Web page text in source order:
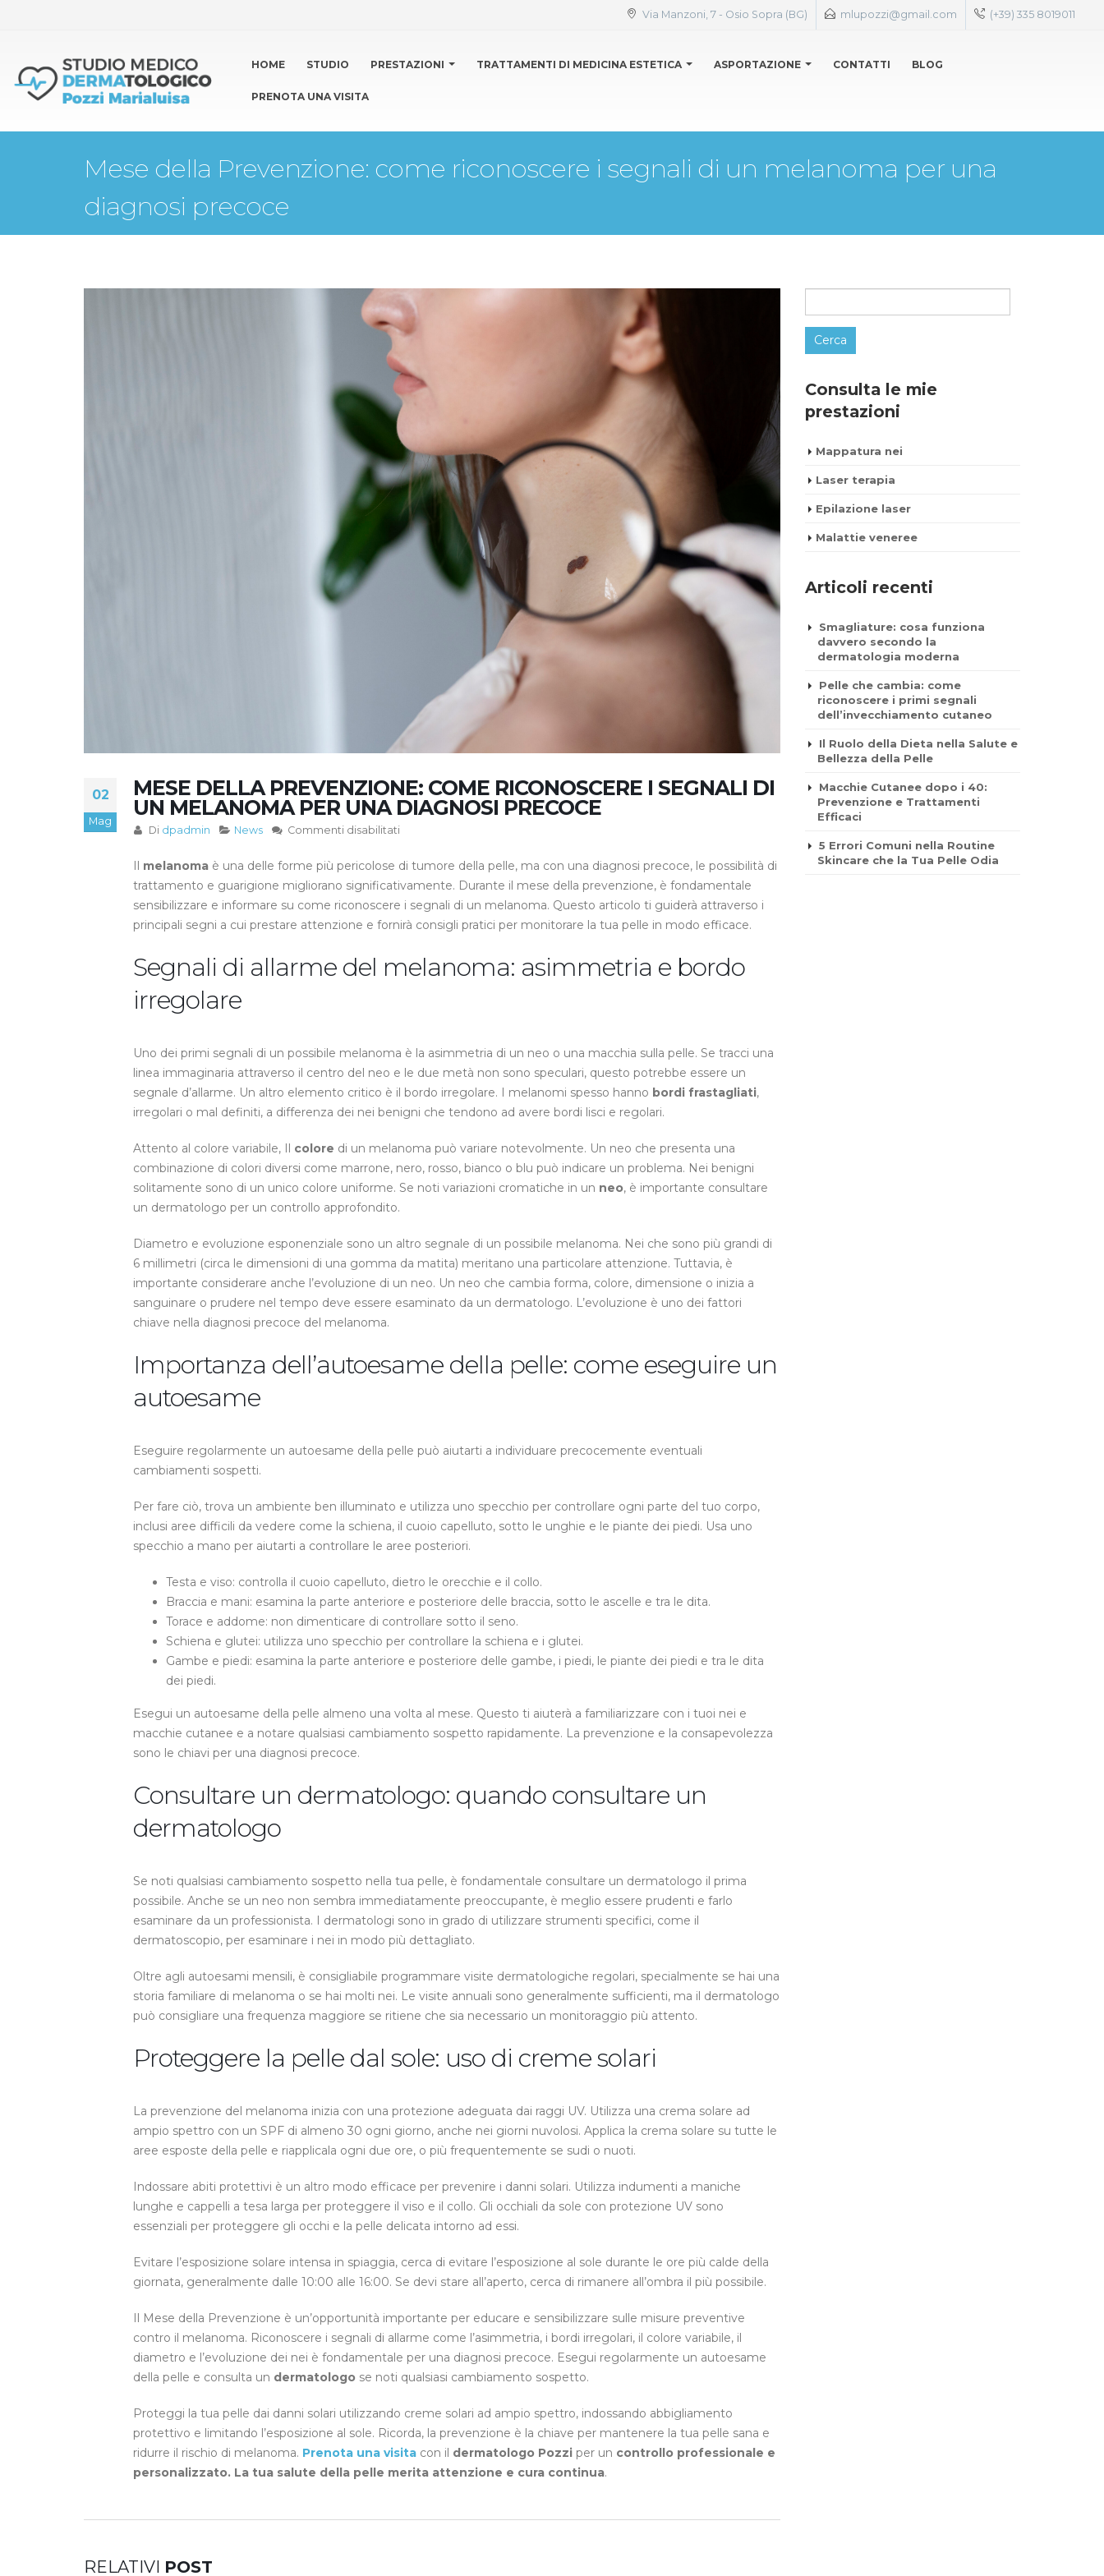
Via Manzoni, 7 - Osio Sopra (BG) mlupozzi@gmail.com (+39) 335 8019011
HOME STUDIO PRESTAZIONI TRATTAMENTI DI MEDICINA ESTETICA ASPORTAZIONE CONTATTI BLOG
PRENOTA UNA VISITA
Mese della Prevenzione: come riconoscere i segnali di un melanoma per una
diagnosi precoce
02
Mag
MESE DELLA PREVENZIONE: COME RICONOSCERE I SEGNALI DI
UN MELANOMA PER UNA DIAGNOSI PRECOCE
Di dpadmin News Commenti disabilitatisu
della
Prevenzione:
come
riconoscere
segnali
di
una
Il melanoma è una delle forme più pericolose di tumore della pelle, ma con una diagnosi precoce, le possibilità di
trattamento e guarigione migliorano significativamente. Durante il mese della prevenzione, è fondamentale
sensibilizzare e informare su come riconoscere i segnali di un melanoma. Questo articolo ti guiderà attraverso i
principali segni a cui prestare attenzione e fornirà consigli pratici per monitorare la tua pelle in modo efficace.
Segnali di allarme del melanoma: asimmetria e bordo
irregolare
Uno dei primi segnali di un possibile melanoma è la asimmetria di un neo o una macchia sulla pelle. Se tracci una
linea immaginaria attraverso il centro del neo e le due metà non sono speculari, questo potrebbe essere un
segnale d’allarme. Un altro elemento critico è il bordo irregolare. I melanomi spesso hanno bordi frastagliati,
irregolari o mal definiti, a differenza dei nei benigni che tendono ad avere bordi lisci e regolari.
Attento al colore variabile, Il colore di un melanoma può variare notevolmente. Un neo che presenta una
combinazione di colori diversi come marrone, nero, rosso, bianco o blu può indicare un problema. Nei benigni
solitamente sono di un unico colore uniforme. Se noti variazioni cromatiche in un neo, è importante consultare
un dermatologo per un controllo approfondito.
Diametro e evoluzione esponenziale sono un altro segnale di un possibile melanoma. Nei che sono più grandi di
6 millimetri (circa le dimensioni di una gomma da matita) meritano una particolare attenzione. Tuttavia, è
importante considerare anche l’evoluzione di un neo. Un neo che cambia forma, colore, dimensione o inizia a
sanguinare o prudere nel tempo deve essere esaminato da un dermatologo. L’evoluzione è uno dei fattori
chiave nella diagnosi precoce del melanoma.
Importanza dell’autoesame della pelle: come eseguire un
autoesame
Eseguire regolarmente un autoesame della pelle può aiutarti a individuare precocemente eventuali
cambiamenti sospetti.
Per fare ciò, trova un ambiente ben illuminato e utilizza uno specchio per controllare ogni parte del tuo corpo,
inclusi aree difficili da vedere come la schiena, il cuoio capelluto, sotto le unghie e le piante dei piedi. Usa uno
specchio a mano per aiutarti a controllare le aree posteriori.
Testa e viso: controlla il cuoio capelluto, dietro le orecchie e il collo.
Braccia e mani: esamina la parte anteriore e posteriore delle braccia, sotto le ascelle e tra le dita.
Torace e addome: non dimenticare di controllare sotto il seno.
Schiena e glutei: utilizza uno specchio per controllare la schiena e i glutei.
Gambe e piedi: esamina la parte anteriore e posteriore delle gambe, i piedi, le piante dei piedi e tra le dita
dei piedi.
Esegui un autoesame della pelle almeno una volta al mese. Questo ti aiuterà a familiarizzare con i tuoi nei e
macchie cutanee e a notare qualsiasi cambiamento sospetto rapidamente. La prevenzione e la consapevolezza
sono le chiavi per una diagnosi precoce.
Consultare un dermatologo: quando consultare un
dermatologo
Se noti qualsiasi cambiamento sospetto nella tua pelle, è fondamentale consultare un dermatologo il prima
possibile. Anche se un neo non sembra immediatamente preoccupante, è meglio essere prudenti e farlo
esaminare da un professionista. I dermatologi sono in grado di utilizzare strumenti specifici, come il
dermatoscopio, per esaminare i nei in modo più dettagliato.
Oltre agli autoesami mensili, è consigliabile programmare visite dermatologiche regolari, specialmente se hai una
storia familiare di melanoma o se hai molti nei. Le visite annuali sono generalmente sufficienti, ma il dermatologo
può consigliare una frequenza maggiore se ritiene che sia necessario un monitoraggio più attento.
Proteggere la pelle dal sole: uso di creme solari
La prevenzione del melanoma inizia con una protezione adeguata dai raggi UV. Utilizza una crema solare ad
ampio spettro con un SPF di almeno 30 ogni giorno, anche nei giorni nuvolosi. Applica la crema solare su tutte le
aree esposte della pelle e riapplicala ogni due ore, o più frequentemente se sudi o nuoti.
Indossare abiti protettivi è un altro modo efficace per prevenire i danni solari. Utilizza indumenti a maniche
lunghe e cappelli a tesa larga per proteggere il viso e il collo. Gli occhiali da sole con protezione UV sono
essenziali per proteggere gli occhi e la pelle delicata intorno ad essi.
Evitare l’esposizione solare intensa in spiaggia, cerca di evitare l’esposizione al sole durante le ore più calde della
giornata, generalmente dalle 10:00 alle 16:00. Se devi stare all’aperto, cerca di rimanere all’ombra il più possibile.
Il Mese della Prevenzione è un’opportunità importante per educare e sensibilizzare sulle misure preventive
contro il melanoma. Riconoscere i segnali di allarme come l’asimmetria, i bordi irregolari, il colore variabile, il
diametro e l’evoluzione dei nei è fondamentale per una diagnosi precoce. Esegui regolarmente un autoesame
della pelle e consulta un dermatologo se noti qualsiasi cambiamento sospetto.
Proteggi la tua pelle dai danni solari utilizzando creme solari ad ampio spettro, indossando abbigliamento
protettivo e limitando l’esposizione al sole. Ricorda, la prevenzione è la chiave per mantenere la tua pelle sana e
ridurre il rischio di melanoma. Prenota una visita con il dermatologo Pozzi per un controllo professionale e
personalizzato. La tua salute della pelle merita attenzione e cura continua.
RELATIVI POST
per:
Consulta le mie
prestazioni
Mappatura nei
Laser terapia
Epilazione laser
Malattie veneree
Articoli recenti
Smagliature: cosa funziona
davvero secondo la
dermatologia moderna
Pelle che cambia: come
riconoscere i primi segnali
dell’invecchiamento cutaneo
Il Ruolo della Dieta nella Salute e
Bellezza della Pelle
Macchie Cutanee dopo i 40:
Prevenzione e Trattamenti
Efficaci
5 Errori Comuni nella Routine
Skincare che la Tua Pelle Odia